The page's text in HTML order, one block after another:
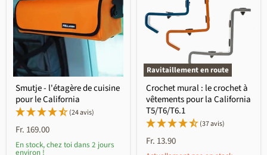
Smutje - l'étagère de cuisine
pour le California
(24 avis)
Fr. 169.00
En stock, chez toi dans 2 jours
environ !
Ravitaillement en route
Crochet mural : le crochet à
vêtements pour la California
T5/T6/T6.1
(37 avis)
Fr. 13.90